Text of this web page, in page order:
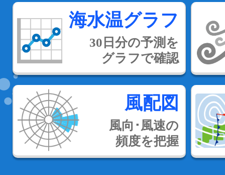
海水温グラフ
30日分の予測を
グラフで確認
風配図
風向･風速の
頻度を把握